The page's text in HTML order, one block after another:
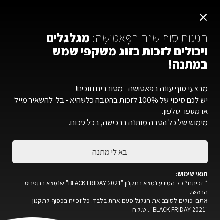
פׇּאטוּשֶה » בלוג
07
קטגוריות
×
חגיגות סוף שנה בפׇּאטוּשֶה: מגלגלים
ויכולים לזכות בזוג משקפי שמש
במתנה!
מבצעי סוף עונה בפאטושה - מסובבים וזוכים!
יש לכם סיכוי של 100% לזכות בהטבה כלשהיא - בלי להשאיר מייל
או מספר טלפון.
מימוש של כל הטבה מותנה ברכישה, בכל סכום.
בא לי מתנה
תנאי שימוש:
* זכיתם? כל המידע נמצא בתקנון "BLACK FRIDAY 2021" שנמצא בתפריט
הראשי.
אתם יכולים לסובב את הגלגל פעם אחת בלבד. כל זכייה בכפוף לתקנון
"BLACK FRIDAY 2021".. ט.ל.ח